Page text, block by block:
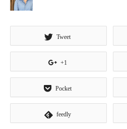
Tweet
+1
Pocket
feedly